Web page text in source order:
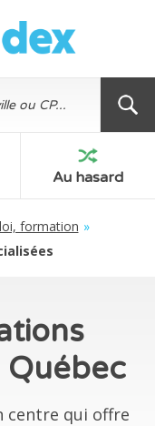
Au hasard
formation »
Québec
centre qui offre